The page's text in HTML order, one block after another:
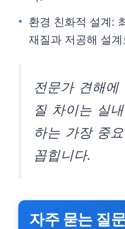
환경 친화적 설계:
재질과 저공해 설
전문가 견해
질 차이는 실
하는 가장 중
꼽힙니다.
자주 묻는 질문